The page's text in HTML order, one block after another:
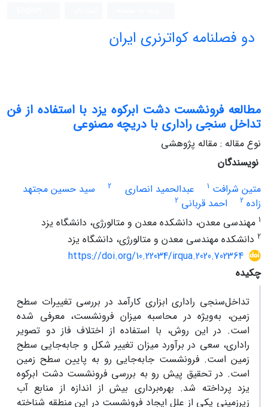
دو فصلنامه کواترنری ایران
مطالعه فرونشست دشت ابرکوه یزد با استفاده از فن
تداخل سنجی راداری با دریچه مصنوعی
نوع مقاله : مقاله پژوهشی
نویسندگان
متین شرافت 1 عبدالحمید انصاری 2
سید حسین مجتهد
زاده 2 احمد قربانی 2
1 مهندسی معدن، دانشکده معدن و متالورژی، دانشگاه یزد
2 دانشکده مهندسی معدن و متالورژی، دانشگاه یزد
https://doi.org/10.22034/irqua.2020.702364
چکیده
تداخل‌سنجی راداری ابزاری کارآمد در بررسی تغییرات سطح
زمین، به‌ویژه در محاسبه میزان فرونشست، معرفی شده
است. در این روش، با استفاده از اختلاف فاز دو تصویر
راداری، سعی در برآورد میزان تغییر شکل و جابه‌جایی سطح
زمین است. فرونشست جابه‌جایی رو به پایین سطح زمین
است. در تحقیق پیش رو به بررسی فرونشست دشت ابرکوه
یزد پرداخته شد. بهره‌برداری بیش از اندازه از منابع آب
زیرزمینی یکی از علل ایجاد فرونشست در این منطقه شناخته